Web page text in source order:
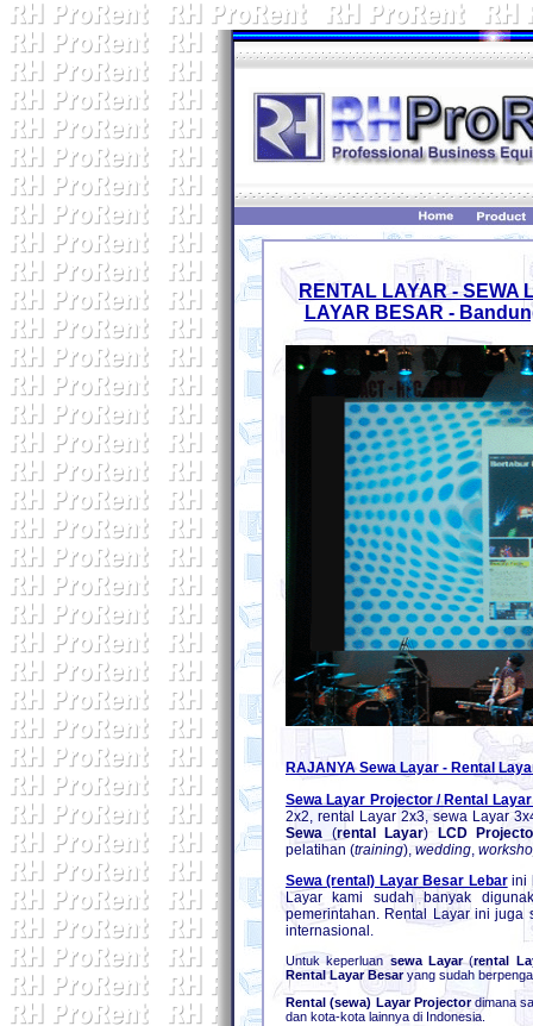
RENTAL LAYAR - SEWA
LAYAR BESAR -
RAJANYA Sewa Layar - Rental
Sewa Layar Projector / Rental
2x2, rental Layar 2x3, sewa Layar
Sewa (rental Layar) LCD
pelatihan (training), wedding,
Sewa (rental) Layar Besar Lebarini
Layar kami sudah banyak
pemerintahan. Rental Layar ini juga
internasional.
Untuk keperluan sewa Layar(rental
Rental Layar Besaryang sudah
Rental (sewa) Layar Projectordimana
dan kota-kota lainnya di Indonesia.